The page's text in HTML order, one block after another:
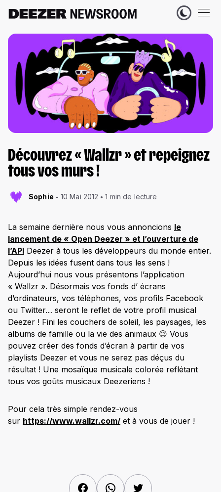
Découvrez « Wallzr » et repeignez
tous vos murs !
Sophie 10 Mai 2012 1 min de lecture
La semaine dernière nous vous annoncions le
lancement de « Open Deezer » et l’ouverture de
l’API Deezer à tous les développeurs du monde entier.
Depuis les idées fusent dans tous les sens !
Aujourd’hui nous vous présentons l’application
« Wallzr ». Désormais vos fonds d’ écrans
d’ordinateurs, vos téléphones, vos profils Facebook
ou Twitter… seront le reflet de votre profil musical
Deezer ! Fini les couchers de soleil, les paysages, les
albums de famille ou la vie des animaux 😉 Vous
pouvez créer des fonds d’écran à partir de vos
playlists Deezer et vous ne serez pas déçus du
résultat ! Une mosaïque musicale colorée reflétant
tous vos goûts musicaux Deezeriens !
Pour cela très simple rendez-vous
sur https://www.wallzr.com/ et à vous de jouer !
FacebookWhatsAppTwitter